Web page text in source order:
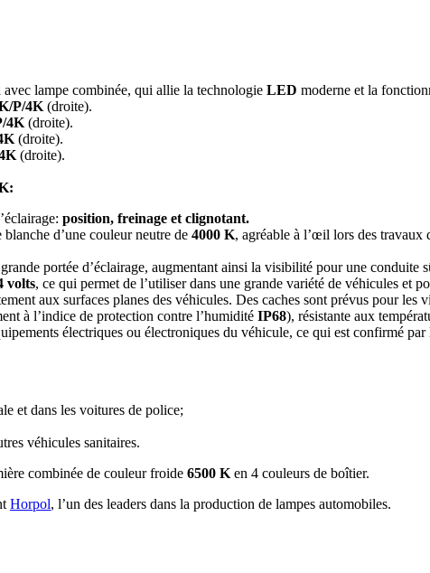
lampe combinée, qui allie la technologie LED moderne et la
P/4K (droite).
4K (droite).
(droite).
(droite).
position, freinage et clignotant.
d’une couleur neutre de 4000 K, agréable à l’œil lors des
portée d’éclairage, augmentant ainsi la visibilité pour une conduite
volts, ce qui permet de l’utiliser dans une grande variété de véhicules et
aux surfaces planes des véhicules. Des caches sont prévus pour
à l’indice de protection contre l’humidité IP68), résistante aux
électriques ou électroniques du véhicule, ce qui est confirmé
et dans les voitures de police;
véhicules sanitaires.
combinée de couleur froide 6500 K en 4 couleurs de boîtier.
Horpol, l’un des leaders dans la production de lampes automobiles.